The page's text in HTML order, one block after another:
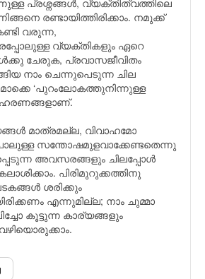
പ്രശ്നങ്ങള്‍, വ്യക്തിത്വത്തിലെ
രണ്ടായിത്തിരിക്കാം. നമുക്ക്
വരുന്ന,
വ്യക്തികളും ഏറെ
ചേരുക, പ്രവാസജീവിതം
നാം ചെന്നുപെടുന്ന ചില
‘പുറംലോകത്തുനിന്നുള്ള
മാത്രമല്ല, വിവാഹമോ
സന്തോഷമുളവാക്കേണ്ടതെന്നു
അവസരങ്ങളും ചിലപ്പോള്‍
പിരിമുറുക്കത്തിനു
ശരിക്കും
എന്നുമില്ല; നാം ചുമ്മാ
കൂട്ടുന്ന കാര്യങ്ങളും